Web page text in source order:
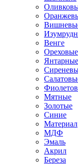
Венге
Ореховые
Янтарные
Мятные
Золотые
Синие
Материал
МДФ
Эмаль
Акрил
Береза